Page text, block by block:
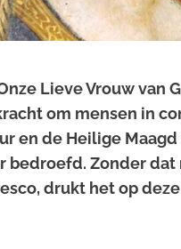
Lieve Vrouw van
om mensen in
en de Heilige
bedroefd. Zonder
drukt het op